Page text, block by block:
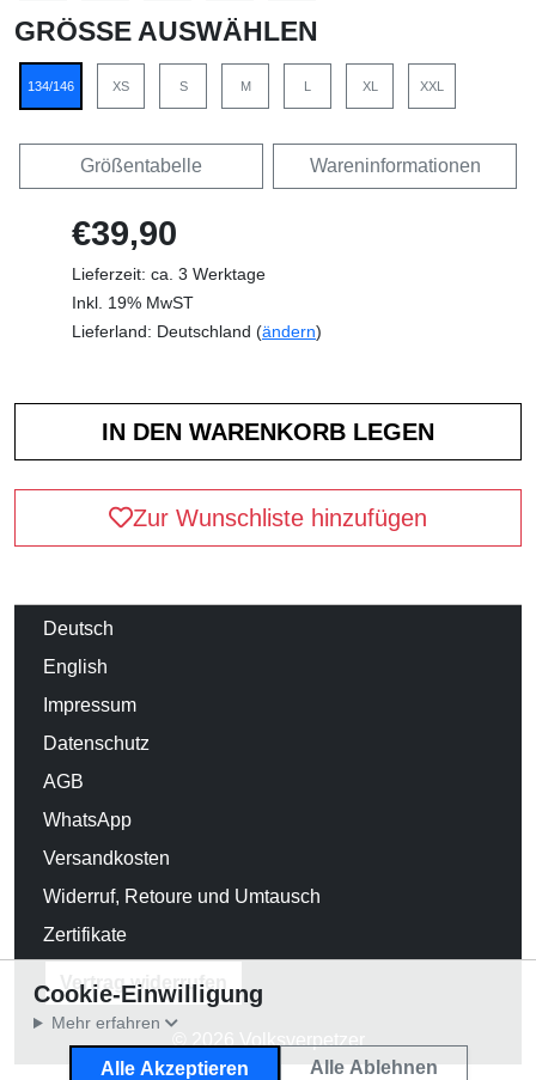
GRÖSSE AUSWÄHLEN
134/146 XS S M L XL XXL
Größentabelle Wareninformationen
€39,90
Lieferzeit: ca. 3 Werktage
Inkl. 19% MwST
Lieferland: Deutschland (ändern)
Zur Wunschliste hinzufügen
Deutsch
English
Impressum
Datenschutz
AGB
WhatsApp
Versandkosten
Widerruf, Retoure und Umtausch
Zertifikate
Vertrag widerrufen
© 2026 Volksverpetzer
Cookie-Einwilligung
Mehr erfahren
Alle Akzeptieren Alle Ablehnen